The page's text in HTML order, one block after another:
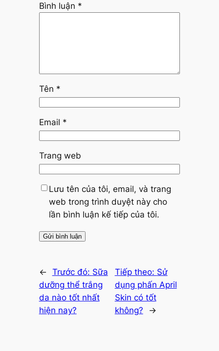
Bình luận *
Tên *
Email *
Trang web
Lưu tên của tôi, email, và trang
web trong trình duyệt này cho
lần bình luận kế tiếp của tôi.
← Trước đó: Sữa
dưỡng thể trắng
da nào tốt nhất
hiện nay?
Tiếp theo: Sử
dụng phấn April
Skin có tốt
không?
→